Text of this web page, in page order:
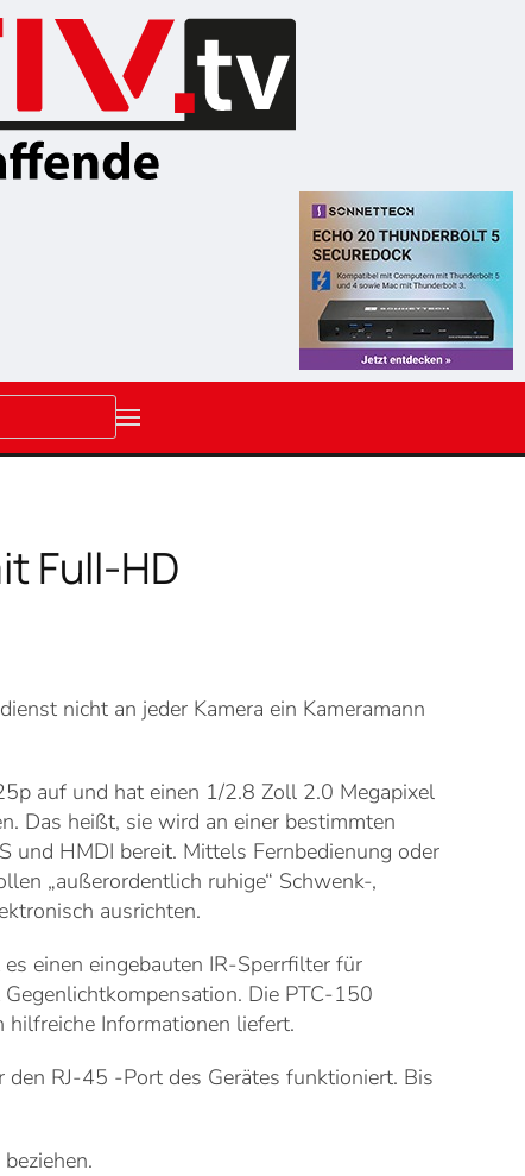
Full-HD
nicht an jeder Kamera ein Kameramann
auf und hat einen 1/2.8 Zoll 2.0 Megapixel
Das heißt, sie wird an einer bestimmten
und HMDI bereit. Mittels Fernbedienung oder
„außerordentlich ruhige“ Schwenk-,
ausrichten.
einen eingebauten IR-Sperrfilter für
Die PTC-150
Informationen liefert.
RJ-45 -Port des Gerätes funktioniert. Bis